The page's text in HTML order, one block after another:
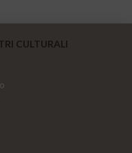
CULTURALI